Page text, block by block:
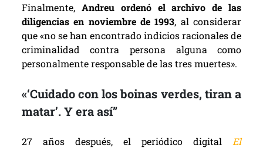
Finalmente, Andreu ordenó el archivo de las
diligencias en noviembre de 1993, al considerar
que «no se han encontrado indicios racionales de
criminalidad contra persona alguna como
personalmente responsable de las tres muertes».
«‘Cuidado con los boinas verdes, tiran a
matar’. Y era así”
27 años después, el periódico digital
El